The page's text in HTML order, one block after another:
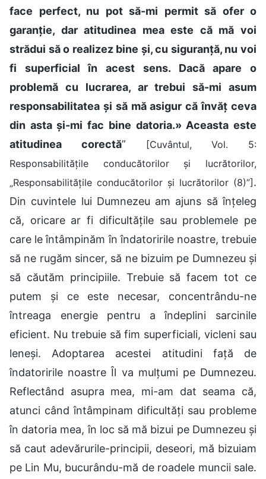
face perfect, nu pot să-mi permit să ofer o
garanție, dar atitudinea mea este că mă voi
strădui să o realizez bine și, cu siguranță, nu voi
fi superficial în acest sens. Dacă apare o
problemă cu lucrarea, ar trebui să-mi asum
responsabilitatea și să mă asigur că învăț ceva
din asta și-mi fac bine datoria.» Aceasta este
atitudinea corectă” [Cuvântul, Vol. 5:
Responsabilitățile conducătorilor și lucrătorilor,
„Responsabilitățile conducătorilor și lucrătorilor (8)”].
Din cuvintele lui Dumnezeu am ajuns să înțeleg
că, oricare ar fi dificultățile sau problemele pe
care le întâmpinăm în îndatoririle noastre, trebuie
să ne rugăm sincer, să ne bizuim pe Dumnezeu și
să căutăm principiile. Trebuie să facem tot ce
putem și ce este necesar, concentrându-ne
întreaga energie pentru a îndeplini sarcinile
eficient. Nu trebuie să fim superficiali, vicleni sau
leneși. Adoptarea acestei atitudini față de
îndatoririle noastre Îl va mulțumi pe Dumnezeu.
Reflectând asupra mea, mi-am dat seama că,
atunci când întâmpinam dificultăți sau probleme
în datoria mea, în loc să mă bizui pe Dumnezeu și
să caut adevărurile-principii, deseori, mă bizuiam
pe Lin Mu, bucurându-mă de roadele muncii sale.